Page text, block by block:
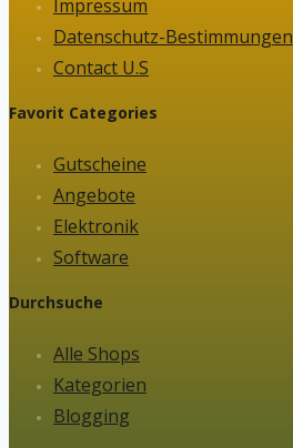
Impressum
Datenschutz-Bestimmungen
Contact U.S
Favorit Categories
Gutscheine
Angebote
Elektronik
Software
Durchsuche
Alle Shops
Kategorien
Blogging